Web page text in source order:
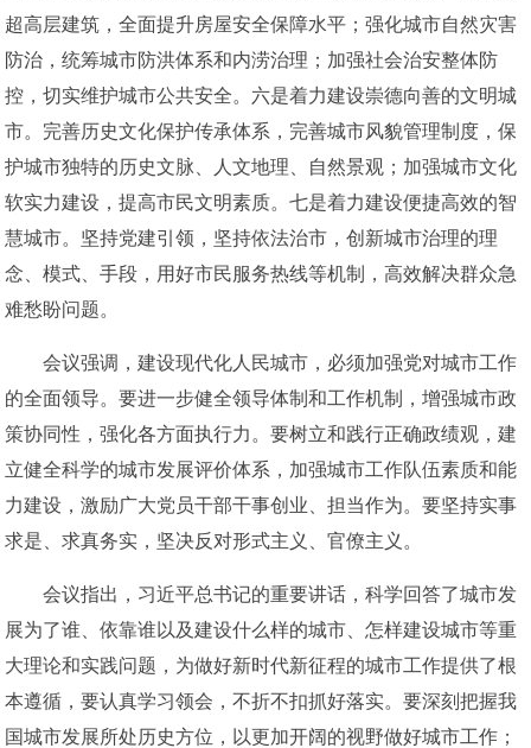
超高层建筑，全面提升房屋安全保障水平；强化城市自然灾害
防治，统筹城市防洪体系和内涝治理；加强社会治安整体防
控，切实维护城市公共安全。六是着力建设崇德向善的文明城
市。完善历史文化保护传承体系，完善城市风貌管理制度，保
护城市独特的历史文脉、人文地理、自然景观；加强城市文化
软实力建设，提高市民文明素质。七是着力建设便捷高效的智
慧城市。坚持党建引领，坚持依法治市，创新城市治理的理
念、模式、手段，用好市民服务热线等机制，高效解决群众急
难愁盼问题。
会议强调，建设现代化人民城市，必须加强党对城市工作
的全面领导。要进一步健全领导体制和工作机制，增强城市政
策协同性，强化各方面执行力。要树立和践行正确政绩观，建
立健全科学的城市发展评价体系，加强城市工作队伍素质和能
力建设，激励广大党员干部干事创业、担当作为。要坚持实事
求是、求真务实，坚决反对形式主义、官僚主义。
会议指出，习近平总书记的重要讲话，科学回答了城市发
展为了谁、依靠谁以及建设什么样的城市、怎样建设城市等重
大理论和实践问题，为做好新时代新征程的城市工作提供了根
本遵循，要认真学习领会，不折不扣抓好落实。要深刻把握我
国城市发展所处历史方位，以更加开阔的视野做好城市工作；